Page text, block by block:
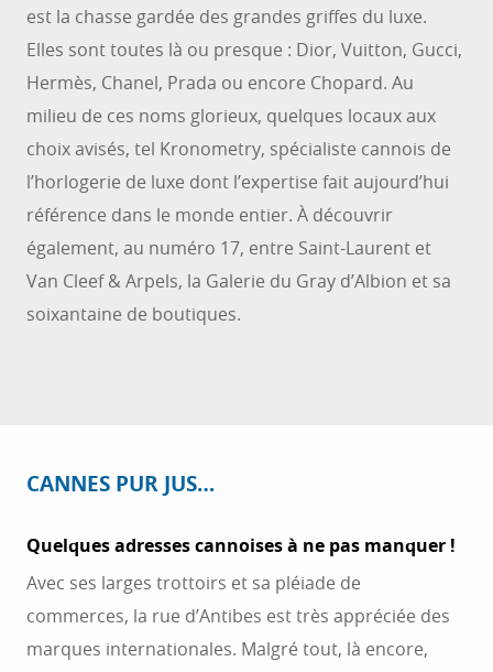
est la chasse gardée des grandes griffes du luxe.
Elles sont toutes là ou presque : Dior, Vuitton, Gucci,
Hermès, Chanel, Prada ou encore Chopard. Au
milieu de ces noms glorieux, quelques locaux aux
choix avisés, tel Kronometry, spécialiste cannois de
l’horlogerie de luxe dont l’expertise fait aujourd’hui
référence dans le monde entier. À découvrir
également, au numéro 17, entre Saint-Laurent et
Van Cleef & Arpels, la Galerie du Gray d’Albion et sa
soixantaine de boutiques.
CANNES PUR JUS…
Quelques adresses cannoises à ne pas manquer !
Avec ses larges trottoirs et sa pléiade de
commerces, la rue d’Antibes est très appréciée des
marques internationales. Malgré tout, là encore,